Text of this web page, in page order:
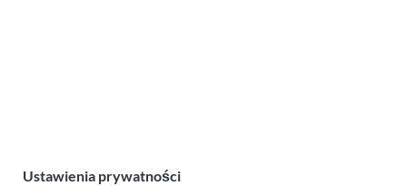
zachodniopomorskie
Ustawienia prywatności